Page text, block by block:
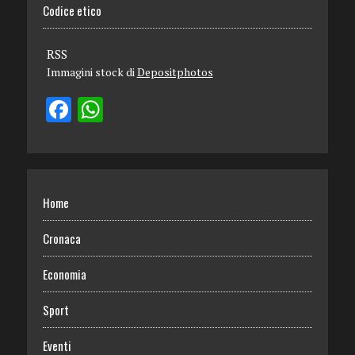
Codice etico
RSS
Immagini stock di Depositphotos
Home
Cronaca
Economia
Sport
Eventi